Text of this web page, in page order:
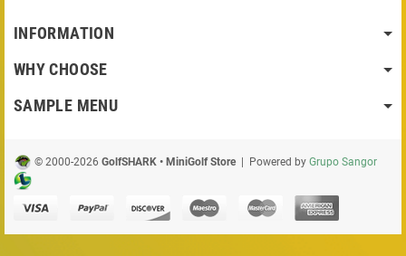
INFORMATION
WHY CHOOSE
SAMPLE MENU
© 2000-2026 GolfSHARK • MiniGolf Store| Powered by Grupo Sangor